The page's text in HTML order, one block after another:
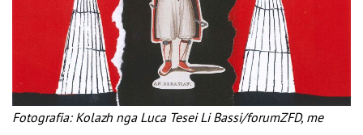
Fotografia: Kolazh nga Luca Tesei Li Bassi/forumZFD, me